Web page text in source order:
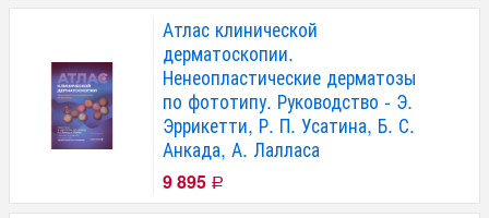
Атлас клинической
дерматоскопии.
Ненеопластические дерматозы
по фототипу. Руководство - Э.
Эррикетти, Р. П. Усатина, Б. С.
Анкада, А. Лалласа
9 895 Р